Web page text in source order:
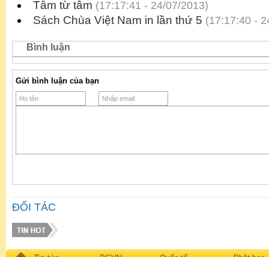
Tâm từ tâm (17:17:41 - 24/07/2013)
Sách Chùa Việt Nam in lần thứ 5 (17:17:40 -
Bình luận
Gửi bình luận của bạn
ĐỐI TÁC